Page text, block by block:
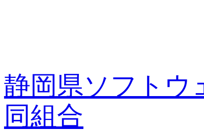
静岡県ソフトウ
同組合